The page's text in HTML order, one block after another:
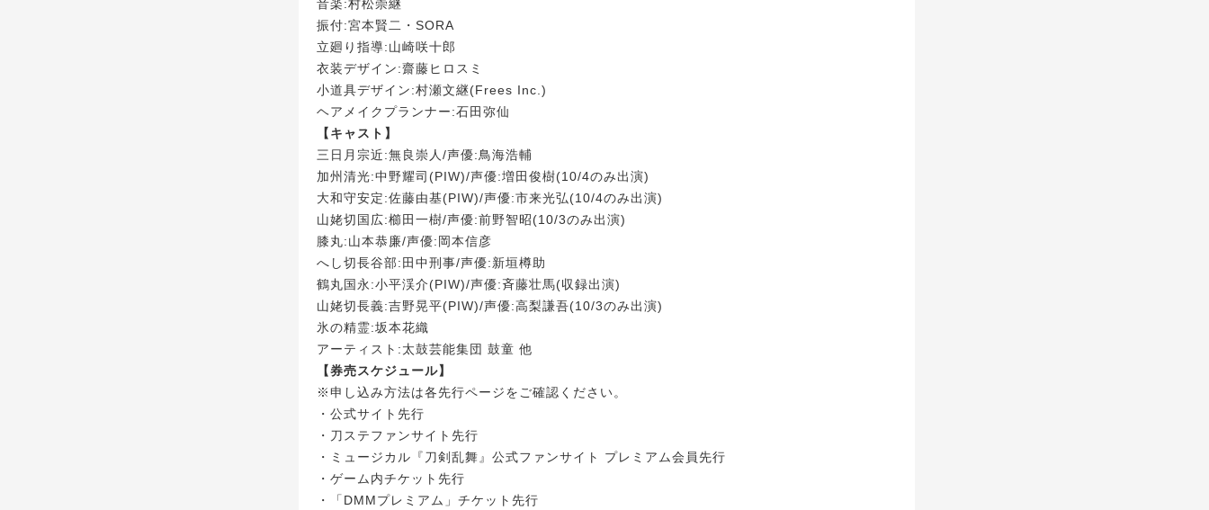
音楽:村松崇継
振付:宮本賢二・SORA
立廻り指導:山崎咲十郎
衣装デザイン:齋藤ヒロスミ
小道具デザイン:村瀬文継(Frees Inc.)
ヘアメイクプランナー:石田弥仙
【キャスト】
三日月宗近:無良崇人/声優:鳥海浩輔
加州清光:中野耀司(PIW)/声優:増田俊樹(10/4のみ出演)
大和守安定:佐藤由基(PIW)/声優:市来光弘(10/4のみ出演)
山姥切国広:櫛田一樹/声優:前野智昭(10/3のみ出演)
膝丸:山本恭廉/声優:岡本信彦
へし切長谷部:田中刑事/声優:新垣樽助
鶴丸国永:小平渓介(PIW)/声優:斉藤壮馬(収録出演)
山姥切長義:吉野晃平(PIW)/声優:高梨謙吾(10/3のみ出演)
氷の精霊:坂本花織
アーティスト:太鼓芸能集団 鼓童 他
【券売スケジュール】
※申し込み方法は各先行ページをご確認ください。
・公式サイト先行
・刀ステファンサイト先行
・ミュージカル『刀剣乱舞』公式ファンサイト プレミアム会員先行
・ゲーム内チケット先行
・「DMMプレミアム」チケット先行